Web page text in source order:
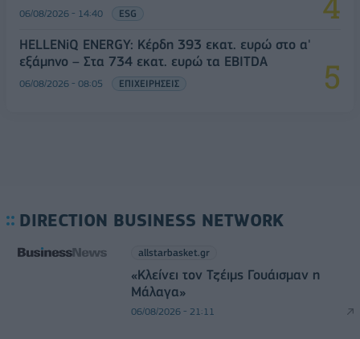
06/08/2026 - 14:40 ESG
HELLENiQ ENERGY: Κέρδη 393 εκατ. ευρώ στο α'
εξάμηνο – Στα 734 εκατ. ευρώ τα EBITDA
06/08/2026 - 08:05 ΕΠΙΧΕΙΡΗΣΕΙΣ
DIRECTION BUSINESS NETWORK
allstarbasket.gr
«Κλείνει τον Τζέιμς Γουάισμαν η
Μάλαγα»
06/08/2026 - 21:11